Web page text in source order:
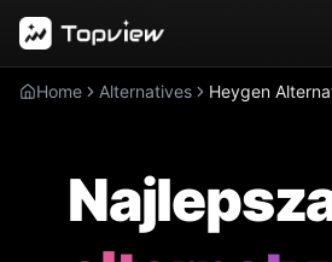
Home Alternatives Heygen